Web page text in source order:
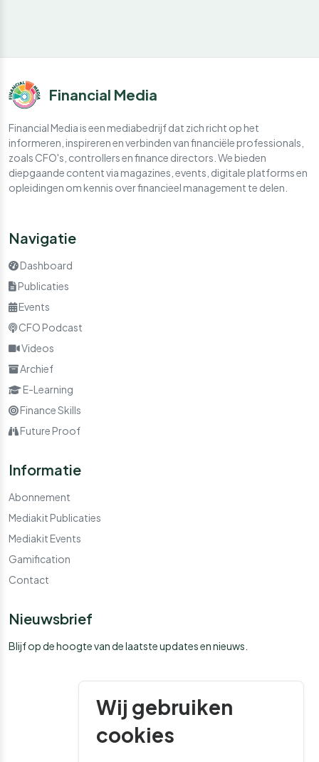
Wij gebruiken
cookies
Financial Media
Financial Media is een mediabedrijf dat zich richt op het
informeren, inspireren en verbinden van financiële professionals,
zoals CFO's, controllers en finance directors. We bieden
diepgaande content via magazines, events, digitale platforms en
opleidingen om kennis over financieel management te delen.
Navigatie
Dashboard
Publicaties
Events
CFO Podcast
Videos
Archief
E-Learning
Finance Skills
Future Proof
Informatie
Abonnement
Mediakit Publicaties
Mediakit Events
Gamification
Contact
Nieuwsbrief
Blijf op de hoogte van de laatste updates en nieuws.